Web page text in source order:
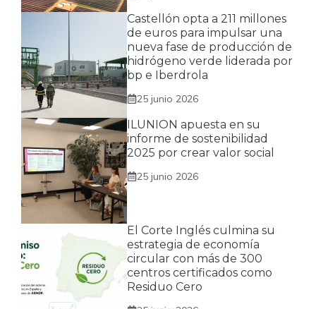
Castellón opta a 211 millones
de euros para impulsar una
nueva fase de producción de
hidrógeno verde liderada por
bp e Iberdrola
25 junio 2026
ILUNION apuesta en su
informe de sostenibilidad
2025 por crear valor social
25 junio 2026
El Corte Inglés culmina su
estrategia de economía
circular con más de 300
centros certificados como
Residuo Cero